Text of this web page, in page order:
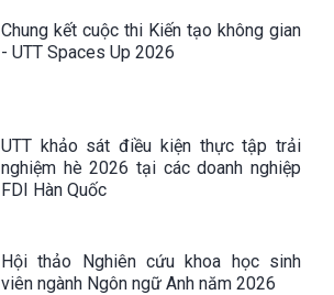
Chung kết cuộc thi Kiến tạo không gian
- UTT Spaces Up 2026
UTT khảo sát điều kiện thực tập trải
nghiệm hè 2026 tại các doanh nghiệp
FDI Hàn Quốc
Hội thảo Nghiên cứu khoa học sinh
viên ngành Ngôn ngữ Anh năm 2026